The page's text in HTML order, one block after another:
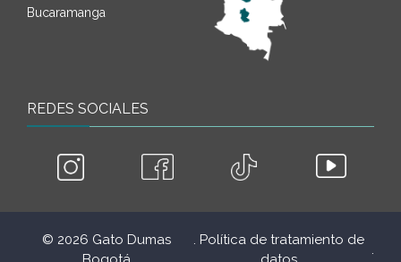
Bucaramanga
REDES SOCIALES
© 2026 Gato Dumas
. Política de tratamiento de
.